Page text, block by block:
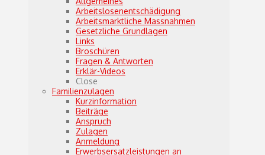
Arbeitslosenentschädigung
Arbeitsmarktliche Massnahmen
Gesetzliche Grundlagen
Links
Broschüren
Fragen & Antworten
Erklär-Videos
Close
Familienzulagen
Kurzinformation
Beiträge
Anspruch
Zulagen
Anmeldung
Erwerbsersatzleistungen an